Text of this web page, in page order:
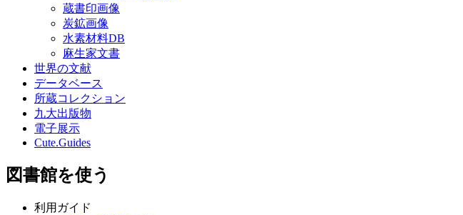
蔵書印画像
炭鉱画像
水素材料DB
麻生家文書
世界の文献
データベース
所蔵コレクション
九大出版物
電子展示
Cute.Guides
図書館を使う
利用ガイド